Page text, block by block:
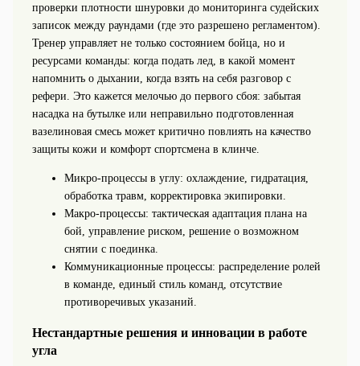
проверки плотности шнуровки до мониторинга судейских
записок между раундами (где это разрешено регламентом).
Тренер управляет не только состоянием бойца, но и
ресурсами команды: когда подать лед, в какой момент
напомнить о дыхании, когда взять на себя разговор с
рефери. Это кажется мелочью до первого сбоя: забытая
насадка на бутылке или неправильно подготовленная
вазелиновая смесь может критично повлиять на качество
защиты кожи и комфорт спортсмена в клинче.
Микро‑процессы в углу: охлаждение, гидратация,
обработка травм, корректировка экипировки.
Макро‑процессы: тактическая адаптация плана на
бой, управление риском, решение о возможном
снятии с поединка.
Коммуникационные процессы: распределение ролей
в команде, единый стиль команд, отсутствие
противоречивых указаний.
Нестандартные решения и инновации в работе
угла